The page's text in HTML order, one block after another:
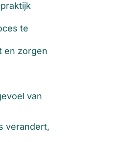
te
en zorgen
van
verandert,